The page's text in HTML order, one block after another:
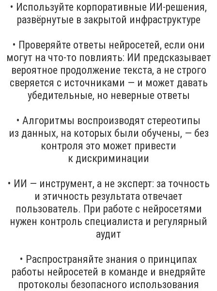
• Используйте корпоративные ИИ-решения,
развёрнутые в закрытой инфраструктуре
• Проверяйте ответы нейросетей, если они
могут на что-то повлиять: ИИ предсказывает
вероятное продолжение текста, а не строго
сверяется с источниками — и может давать
убедительные, но неверные ответы
• Алгоритмы воспроизводят стереотипы
из данных, на которых были обучены, — без
контроля это может привести
к дискриминации
• ИИ — инструмент, а не эксперт: за точность
и этичность результата отвечает
пользователь. При работе с нейросетями
нужен контроль специалиста и регулярный
аудит
• Распространяйте знания о принципах
работы нейросетей в команде и внедряйте
протоколы безопасного использования